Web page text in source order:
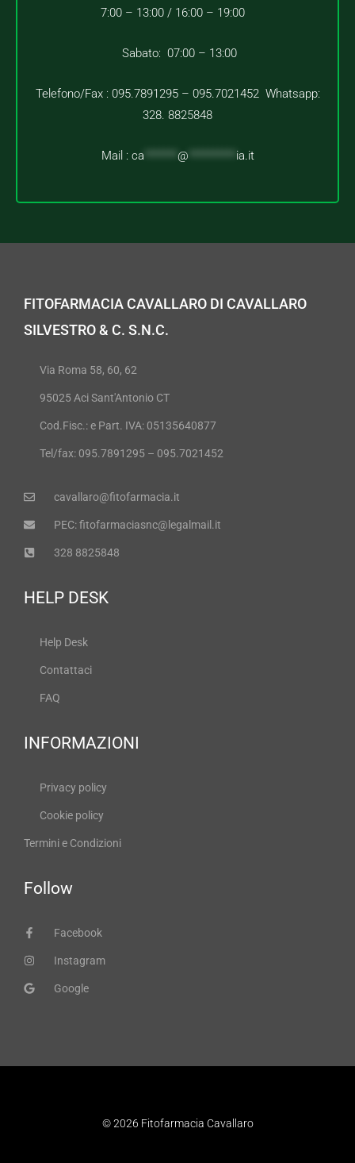
7:00 – 13:00 / 16:00 – 19:00
Sabato: 07:00 – 13:00
Telefono/Fax : 095.7891295 – 095.7021452 Whatsapp:
328. 8825848
Mail : ca @ ia.it
FITOFARMACIA CAVALLARO DI CAVALLARO
SILVESTRO & C. S.N.C.
Via Roma 58, 60, 62
95025 Aci Sant'Antonio CT
Cod.Fisc.: e Part. IVA: 05135640877
Tel/fax: 095.7891295 – 095.7021452
cavallaro@fitofarmacia.it
PEC: fitofarmaciasnc@legalmail.it
328 8825848
HELP DESK
Help Desk
Contattaci
FAQ
INFORMAZIONI
Privacy policy
Cookie policy
Termini e Condizioni
Follow
Facebook
Instagram
Google
© 2026 Fitofarmacia Cavallaro